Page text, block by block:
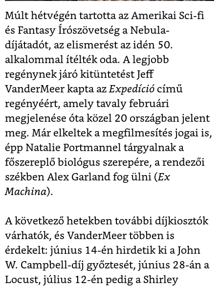
Múlt hétvégén tartotta az Amerikai Sci-fi
és Fantasy Írószövetség a Nebula-
díjátadót, az elismerést az idén 50.
alkalommal ítélték oda. A legjobb
regénynek járó kitüntetést Jeff
VanderMeer kapta az Expedíció című
regényéért, amely tavaly februári
megjelenése óta közel 20 országban jelent
meg. Már elkeltek a megfilmesítés jogai is,
épp Natalie Portmannel tárgyalnak a
főszereplő biológus szerepére, a rendezői
székben Alex Garland fog ülni (Ex
Machina).
A következő hetekben további díjkiosztók
várhatók, és VanderMeer többen is
érdekelt: június 14-én hirdetik ki a John
W. Campbell-díj győztesét, június 28-án a
Locust, július 12-én pedig a Shirley